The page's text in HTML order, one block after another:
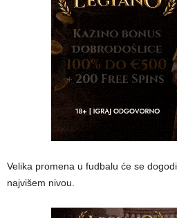
Velika promena u fudbalu će se
najvišem nivou.